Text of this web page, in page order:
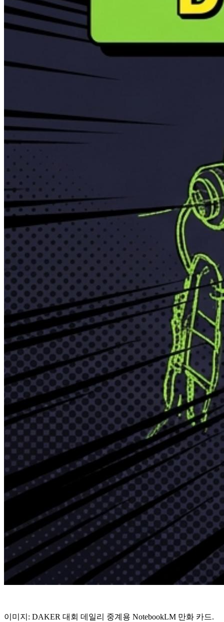
이미지: DAKER 대회 데일리 중계용 NotebookLM 만화 카드.